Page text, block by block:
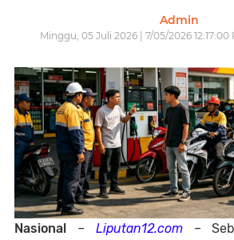
Admin
Minggu, 05 Juli 2026 | 7/05/2026 12:17:00
Nasional – Liputan12.com–